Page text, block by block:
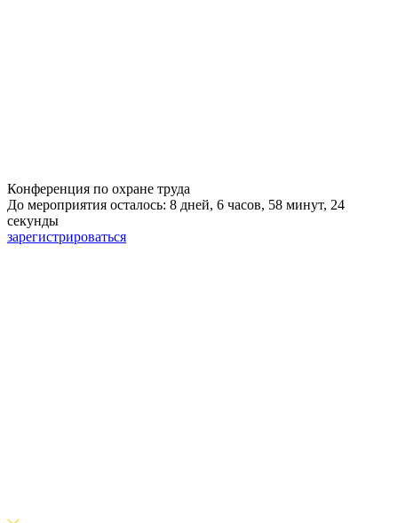
Конференция по охране труда
До мероприятия осталось: 8 дней, 6 часов, 58 минут, 23
секунды
зарегистрироваться